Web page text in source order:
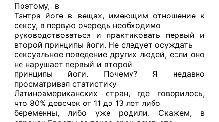
Поэтому, в
Тантра йоге в вещах, имеющим отношение к
сексу, в первую очередь необходимо
руководствоваться и практиковать первый и
второй принципы йоги. Не следует осуждать
сексуальное поведение других людей, если оно
не нарушает первый и второй
принципы йоги. Почему?
Я недавно
просматривал статистику
Латиноамериканских стран, где говорилось,
что 80% девочек от 11 до 13 лет либо
беременны, либо уже родили. Скажем, в